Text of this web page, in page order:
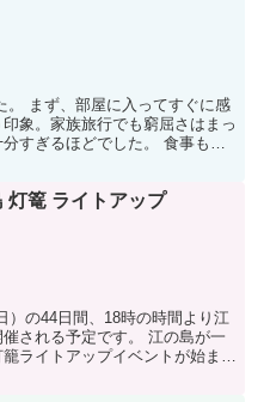
。 まず、部屋に入ってすぐに感
象。家族旅行でも窮屈さはまっ
すぎるほどでした。 食事も期
灯篭 ライトアップ
）の44日間、18時の時間より江
される予定です。 江の島が一
ライトアップイベントが始まる